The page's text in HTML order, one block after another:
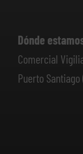
Dónde
Comercial
Puerto